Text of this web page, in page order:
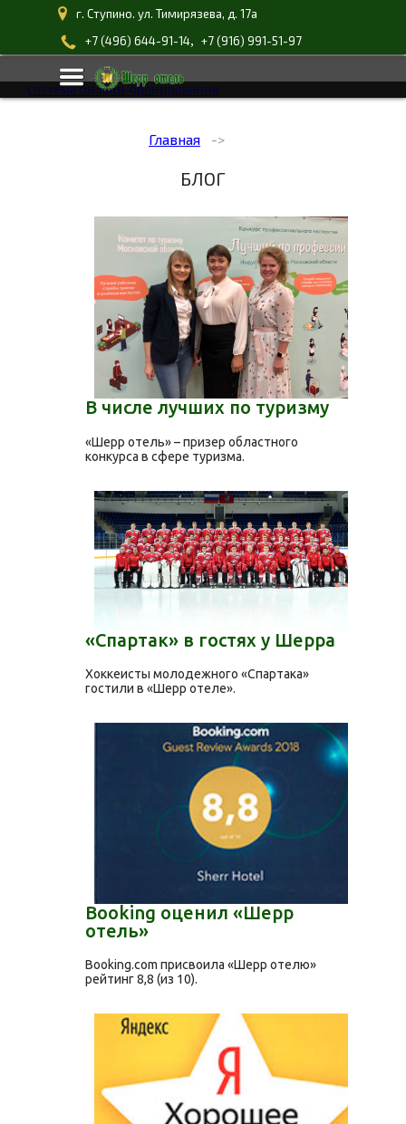
г. Ступино. ул. Тимирязева, д. 17а
+7 (496) 644-91-14, +7 (916) 991-51-97
система онлайн-бронирования
Главная
БЛОГ
В числе лучших по туризму
«Шерр отель» – призер областного
конкурса в сфере туризма.
«Спартак» в гостях у Шерра
Хоккеисты молодежного «Спартака»
гостили в «Шерр отеле».
Booking оценил «Шерр
отель»
Booking.com присвоила «Шерр отелю»
рейтинг 8,8 (из 10).